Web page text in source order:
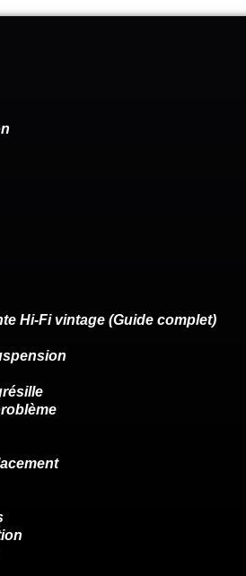
Hi-Fi vintage (Guide complet)